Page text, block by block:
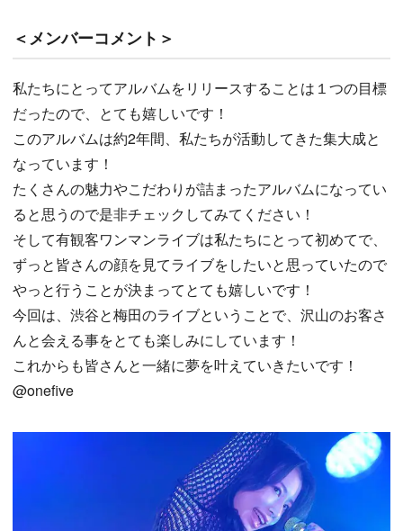
＜メンバーコメント＞
私たちにとってアルバムをリリースすることは１つの目標
だったので、とても嬉しいです！
このアルバムは約2年間、私たちが活動してきた集大成と
なっています！
たくさんの魅力やこだわりが詰まったアルバムになってい
ると思うので是非チェックしてみてください！
そして有観客ワンマンライブは私たちにとって初めてで、
ずっと皆さんの顔を見てライブをしたいと思っていたので
やっと行うことが決まってとても嬉しいです！
今回は、渋谷と梅田のライブということで、沢山のお客さ
んと会える事をとても楽しみにしています！
これからも皆さんと一緒に夢を叶えていきたいです！
@onefive